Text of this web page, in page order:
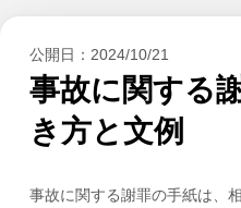
公開日： 2024/10/21
事故に関する
き方と文例
事故に関する謝罪の手紙は、